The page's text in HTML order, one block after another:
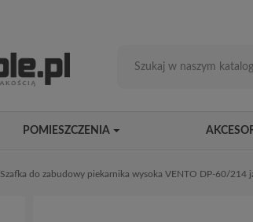
POMIESZCZENIA
Szafka do zabudowy piekarnika wysoka VENTO DP-60/214